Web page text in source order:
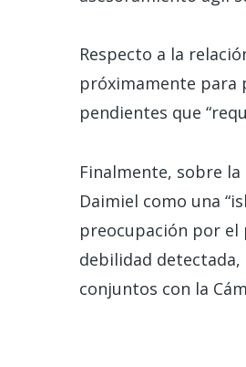
Respecto a la
próximamente para
pendientes que
Finalmente, sobre
Daimiel como una
preocupación por el
debilidad
conjuntos con la